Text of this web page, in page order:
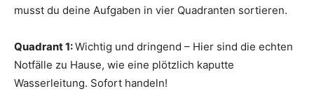
musst du deine Aufgaben in vier Quadranten sortieren.
Quadrant 1:Wichtig und dringend – Hier sind die echten
Notfälle zu Hause, wie eine plötzlich kaputte
Wasserleitung. Sofort handeln!